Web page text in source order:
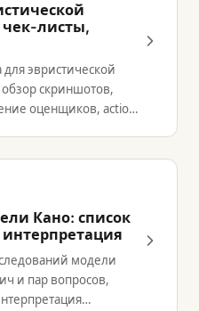
листы,
эвристической
скриншотов,
оценщиков, action
Кано: список
модели
и пар вопросов,